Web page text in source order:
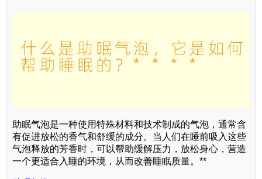
助眠气泡是一种使用特殊材料和技术制成的气泡，通常含
有促进放松的香气和舒缓的成分。当人们在睡前吸入这些
气泡释放的芳香时，可以帮助缓解压力，放松身心，营造
一个更适合入睡的环境，从而改善睡眠质量。**